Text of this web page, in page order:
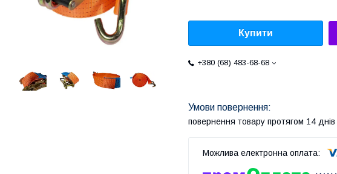
Купити
+380 (68) 483-68-68
повернення товару протягом 14 днів